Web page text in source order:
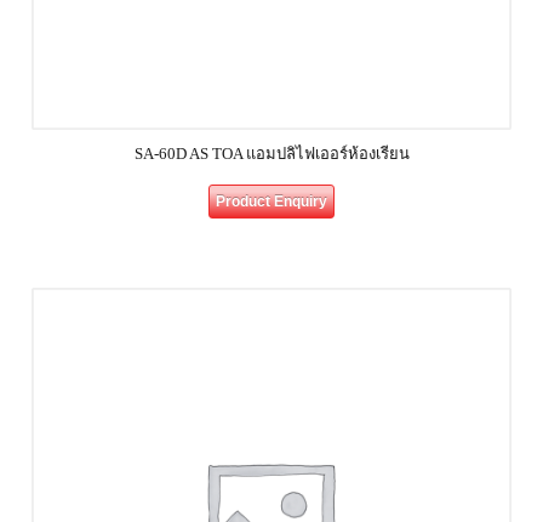
SA-60D AS TOA แอมปลิไฟเออร์ห้องเรียน
Product Enquiry